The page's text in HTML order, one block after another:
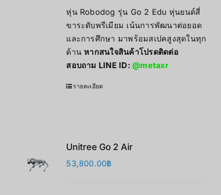
หุ่น Robodog รุ่น Go 2 Edu หุ่นยนต์สี่
ขาระดับพรีเมียม เน้นการพัฒนาต่อยอด
และการศึกษา มาพร้อมสเปคสูงสุดในทุก
ด้าน หากสนใจสินค้าโปรดติดต่อ
สอบถาม LINE ID:@metaxr
รายละเอียด
Unitree Go 2 Air
53,800.00฿